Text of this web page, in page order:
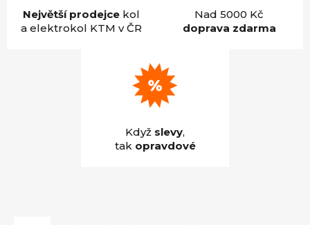
Největší prodejcekol
a elektrokol KTM v ČR
Nad 5000 Kč
doprava zdarma
Když slevy,
tak opravdové